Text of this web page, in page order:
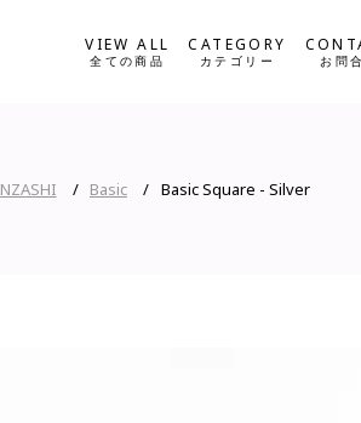
VIEW ALL
全ての商品
CATEGORY
カテゴリー お問
Basic Basic Square - Silver